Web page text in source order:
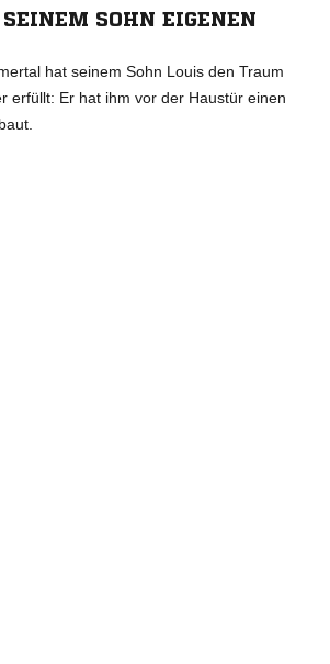
SOHN EIGENEN
hat seinem Sohn Louis den Traum
erfüllt: Er hat ihm vor der Haustür einen